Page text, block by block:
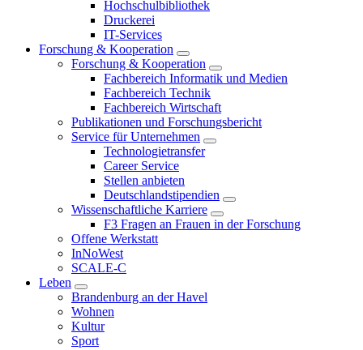
Hochschulbibliothek
Druckerei
IT-Services
Forschung & Kooperation
Forschung & Kooperation
Fachbereich Informatik und Medien
Fachbereich Technik
Fachbereich Wirtschaft
Publikationen und Forschungsbericht
Service für Unternehmen
Technologietransfer
Career Service
Stellen anbieten
Deutschlandstipendien
Wissenschaftliche Karriere
F3 Fragen an Frauen in der Forschung
Offene Werkstatt
InNoWest
SCALE-C
Leben
Brandenburg an der Havel
Wohnen
Kultur
Sport